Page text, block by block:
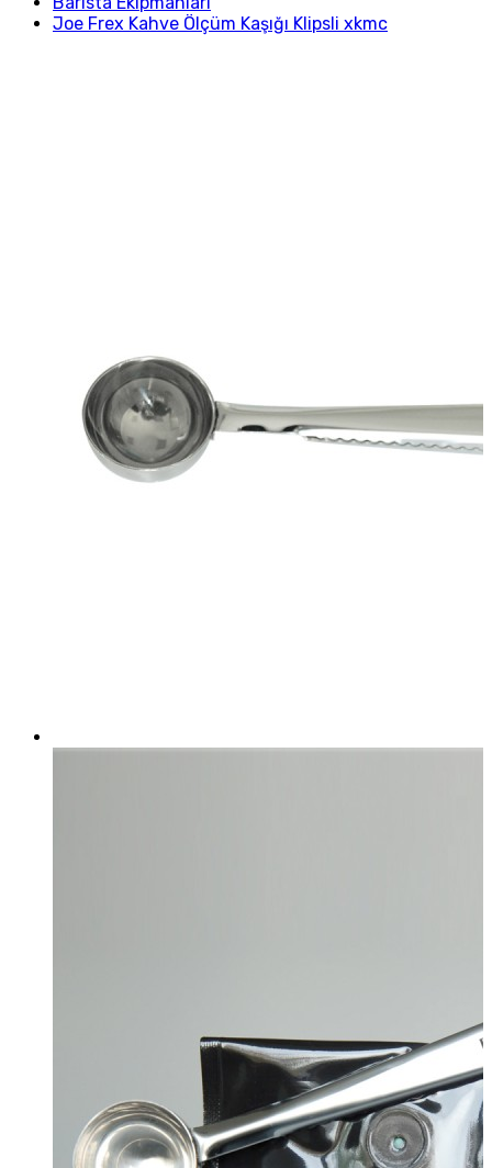
Joe Frex Kahve Ölçüm Kaşığı Klipsli xkmc